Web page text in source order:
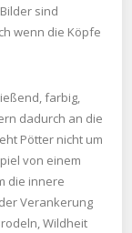
sind
wenn die Köpfe
farbig,
dadurch an die
Pötter nicht um
von einem
die innere
Verankerung
Wildheit